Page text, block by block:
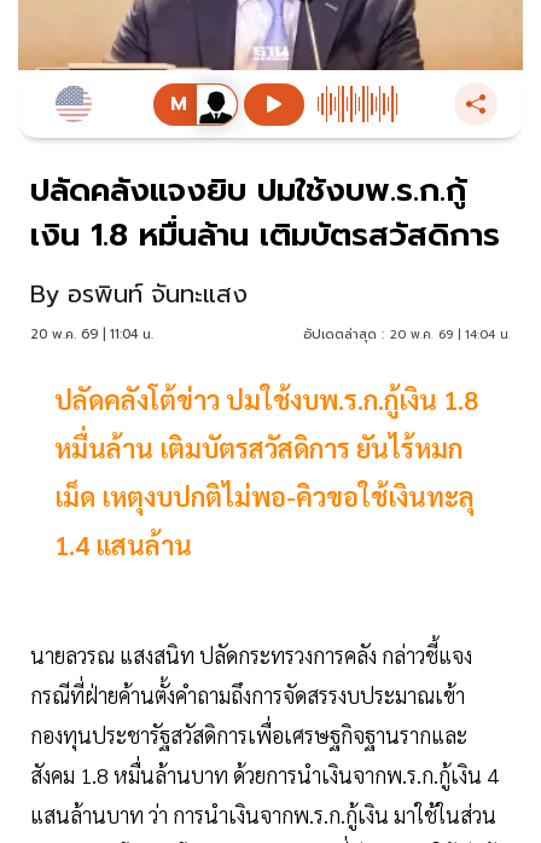
ปลัดคลังแจงยิบ ปมใช้งบพ.ร.ก.กู้
เงิน 1.8 หมื่นล้าน เติมบัตรสวัสดิการ
By อรพินท์ จันทะแสง
20 พ.ค. 69 | 11:04 น. อัปเดตล่าสุด : 20 พ.ค. 69 | 14:04 น.
ปลัดคลังโต้ข่าว ปมใช้งบพ.ร.ก.กู้เงิน 1.8
หมื่นล้าน เติมบัตรสวัสดิการ ยันไร้หมก
เม็ด เหตุงบปกติไม่พอ-คิวขอใช้เงินทะลุ
1.4 แสนล้าน
นายลวรณ แสงสนิท ปลัดกระทรวงการคลัง กล่าวชี้แจง
กรณีที่ฝ่ายค้านตั้งคำถามถึงการจัดสรรงบประมาณเข้า
กองทุนประชารัฐสวัสดิการเพื่อเศรษฐกิจฐานรากและ
สังคม 1.8 หมื่นล้านบาท ด้วยการนำเงินจากพ.ร.ก.กู้เงิน 4
แสนล้านบาท ว่า การนำเงินจากพ.ร.ก.กู้เงิน มาใช้ในส่วน